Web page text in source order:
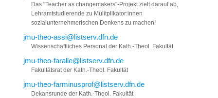
Das "Teacher as changemakers"-Projekt zielt darauf ab,
Lehramtstudierende zu Mulitplikator:innen
sozialunternehmerischen Denkens zu machen!
jmu-theo-assi@listserv.dfn.de
Wissenschaftliches Personal der Kath.-Theol. Fakultät
jmu-theo-faralle@listserv.dfn.de
Fakultätsrat der Kath.-Theol. Fakultät
jmu-theo-farminusprof@listserv.dfn.de
Dekansrunde der Kath.-Theol. Fakultät